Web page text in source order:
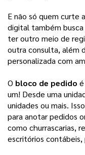
E não só quem curte
digital também
ter outro meio de
outra consulta, além
personalizada com
O bloco de pedido
um! Desde uma
unidades ou mais.
para anotar pedidos
como churrascarias,
escritórios contábeis,